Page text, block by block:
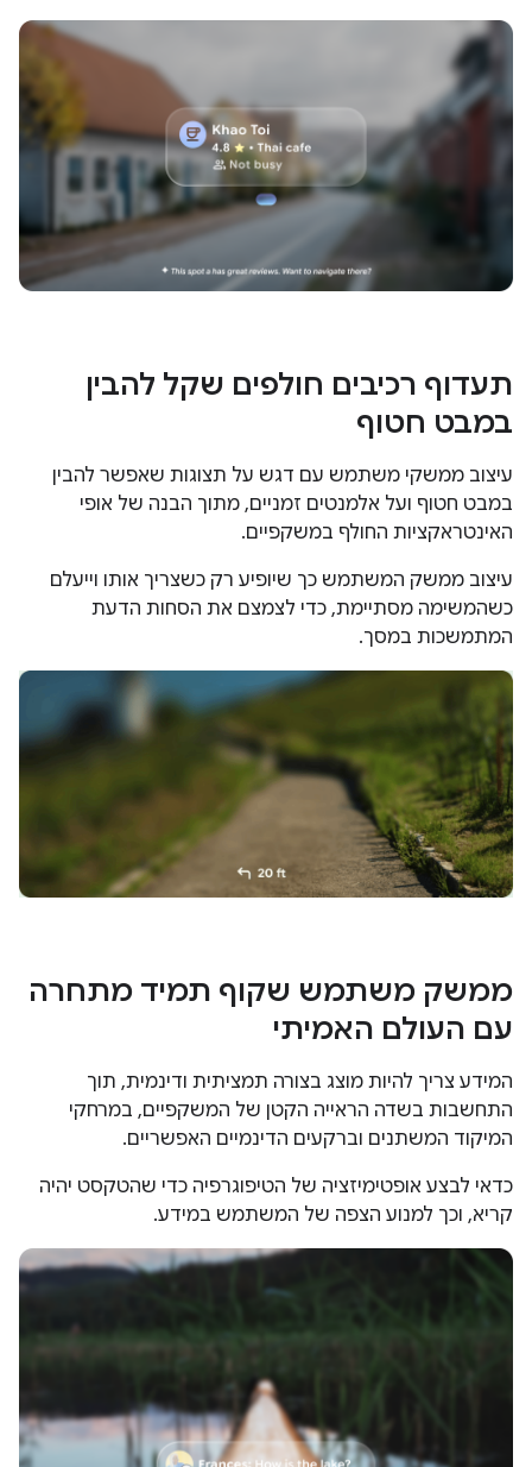
תעדוף רכיבים חולפים שקל להבין
במבט חטוף
עיצוב ממשקי משתמש עם דגש על תצוגות שאפשר להבין
במבט חטוף ועל אלמנטים זמניים, מתוך הבנה של אופי
האינטראקציות החולף במשקפיים.
עיצוב ממשק המשתמש כך שיופיע רק כשצריך אותו וייעלם
כשהמשימה מסתיימת, כדי לצמצם את הסחות הדעת
המתמשכות במסך.
ממשק משתמש שקוף תמיד מתחרה
עם העולם האמיתי
המידע צריך להיות מוצג בצורה תמציתית ודינמית, תוך
התחשבות בשדה הראייה הקטן של המשקפיים, במרחקי
המיקוד המשתנים וברקעים הדינמיים האפשריים.
כדאי לבצע אופטימיזציה של הטיפוגרפיה כדי שהטקסט יהיה
קריא, וכך למנוע הצפה של המשתמש במידע.